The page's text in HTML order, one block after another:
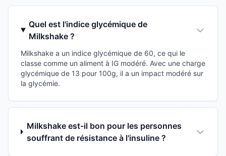
Quel est l'indice glycémique de
Milkshake ?
Milkshake a un indice glycémique de 60, ce qui le
classe comme un aliment à IG modéré. Avec une charge
glycémique de 13 pour 100g, il a un impact modéré sur
la glycémie.
Milkshake est-il bon pour les personnes
souffrant de résistance à l'insuline ?